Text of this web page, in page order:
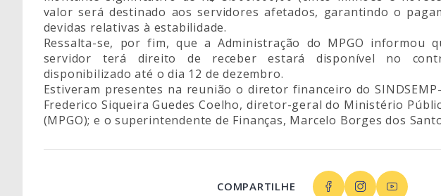
valor será destinado aos servidores afetados, garantindo o
devidas relativas à estabilidade.
Ressalta-se, por fim, que a Administração do MPGO informou
servidor terá direito de receber estará disponível no
disponibilizado até o dia 12 de dezembro.
Estiveram presentes na reunião o diretor financeiro do
Frederico Siqueira Guedes Coelho, diretor-geral do Ministério
(MPGO); e o superintendente de Finanças, Marcelo Borges dos
COMPARTILHE